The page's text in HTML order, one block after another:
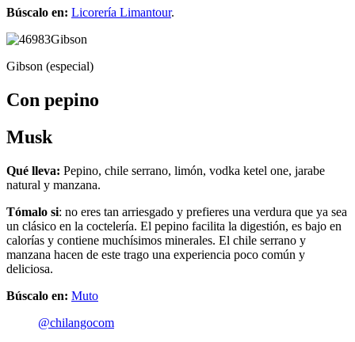
Búscalo en: Licorería Limantour.
Gibson (especial)
Con pepino
Musk
Qué lleva: Pepino, chile serrano, limón, vodka ketel one, jarabe
natural y manzana.
Tómalo si: no eres tan arriesgado y prefieres una verdura que ya sea
un clásico en la coctelería. El pepino facilita la digestión, es bajo en
calorías y contiene muchísimos minerales. El chile serrano y
manzana hacen de este trago una experiencia poco común y
deliciosa.
Búscalo en: Muto
@chilangocom